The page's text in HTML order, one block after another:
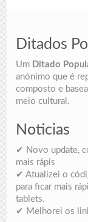
Ditados
Um Ditado
anónimo que é
composto e
meio cultural.
Noticias
✔ Novo update,
mais rápis
✔ Atualizei o
para ficar mais
tablets.
✔ Melhorei os